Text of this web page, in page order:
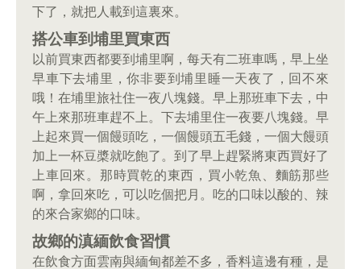
下了，就把人載到這裏來。
搭公車到埔里買東西
以前買東西都要到埔里啊，每天有二班車嗎，早上坐
早車下去埔里，你非要到埔里睡一天夜了，回不來
哦！在埔里旅社住一夜八塊錢。早上那班車下去，中
午上來那班車趕不上。下去埔里住一夜要八塊錢。早
上起來買一個饅頭吃，一個饅頭五毛錢，一個大饅頭
加上一杯豆槳就吃飽了。到了早上趕緊將東西買好了
上車回來。那時買乾的東西，買小乾魚、麵筋那些
啊，拿回來吃，可以吃個把月。吃的口味以酸的、辣
的來合家鄉的口味。
故鄉的滇緬飲食習慣
在飲食方面雲南與緬甸都差不多，香料這邊有種，是